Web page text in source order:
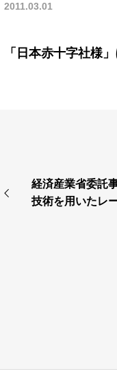
AI/IMAGE
PROCESSING
GREETING
LOCATION
FORM
2011.03.01
「日本赤十字社様
経済産業省委託
技術を用いたレ